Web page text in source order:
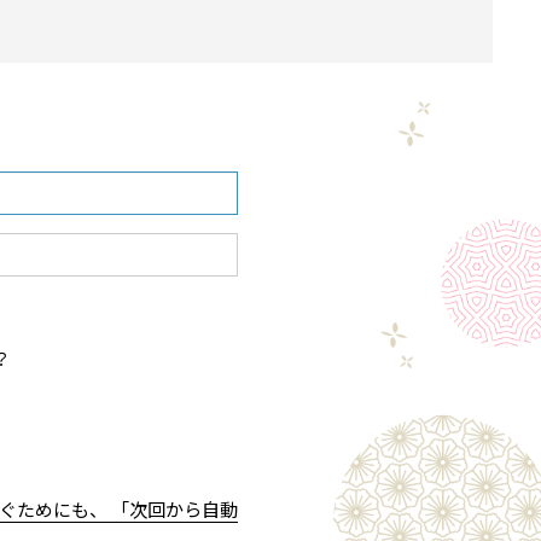
ためにも、 「次回から自動